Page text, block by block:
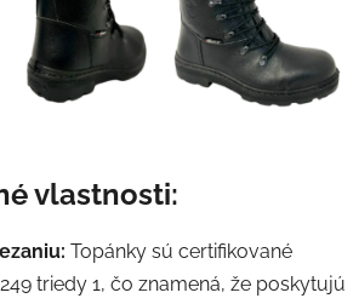
vlastnosti:
Topánky sú certifikované
triedy 1, čo znamená, že poskytujú